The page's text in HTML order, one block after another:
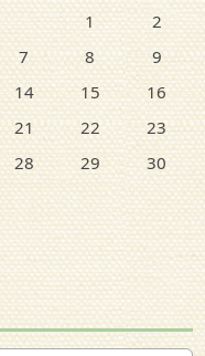
1
2
7 8
9
14 15
16
21 22
23
28 29
30